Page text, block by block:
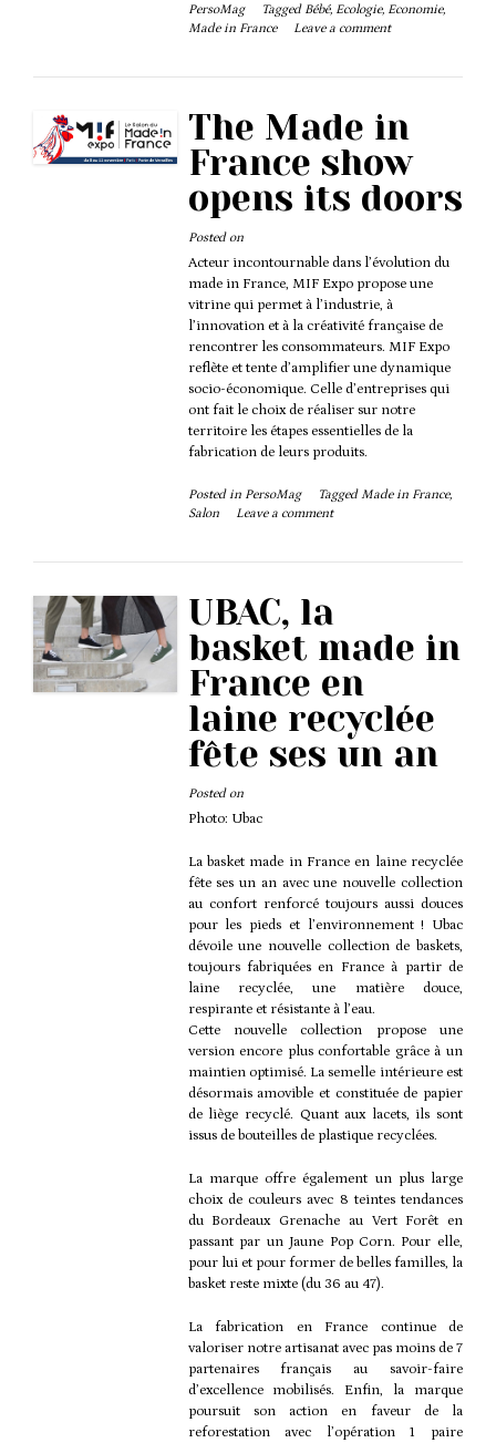
PersoMag Tagged Bébé, Ecologie, Economie,
Made in France
Leave a comment
The Made in
France show
opens its doors
Posted on
Acteur incontournable dans l’évolution du
made in France, MIF Expo propose une
vitrine qui permet à l’industrie, à
l’innovation et à la créativité française de
rencontrer les consommateurs. MIF Expo
reflète et tente d’amplifier une dynamique
socio-économique. Celle d’entreprises qui
ont fait le choix de réaliser sur notre
territoire les étapes essentielles de la
fabrication de leurs produits.
Posted in PersoMag TaggedMade in France,
Salon
Leave a comment
UBAC, la
basket made in
France en
laine recyclée
fête ses un an
Posted on
Photo: Ubac
La basket made in France en laine recyclée
fête ses un an avec une nouvelle collection
au confort renforcé toujours aussi douces
pour les pieds et l’environnement ! Ubac
dévoile une nouvelle collection de baskets,
toujours fabriquées en France à partir de
laine recyclée, une matière douce,
respirante et résistante à l’eau.
Cette nouvelle collection propose une
version encore plus confortable grâce à un
maintien optimisé. La semelle intérieure est
désormais amovible et constituée de papier
de liège recyclé. Quant aux lacets, ils sont
issus de bouteilles de plastique recyclées.
La marque offre également un plus large
choix de couleurs avec 8 teintes tendances
du Bordeaux Grenache au Vert Forêt en
passant par un Jaune Pop Corn. Pour elle,
pour lui et pour former de belles familles, la
basket reste mixte (du 36 au 47).
La fabrication en France continue de
valoriser notre artisanat avec pas moins de 7
partenaires français au savoir-faire
d’excellence mobilisés. Enfin, la marque
poursuit son action en faveur de la
reforestation avec l’opération 1 paire